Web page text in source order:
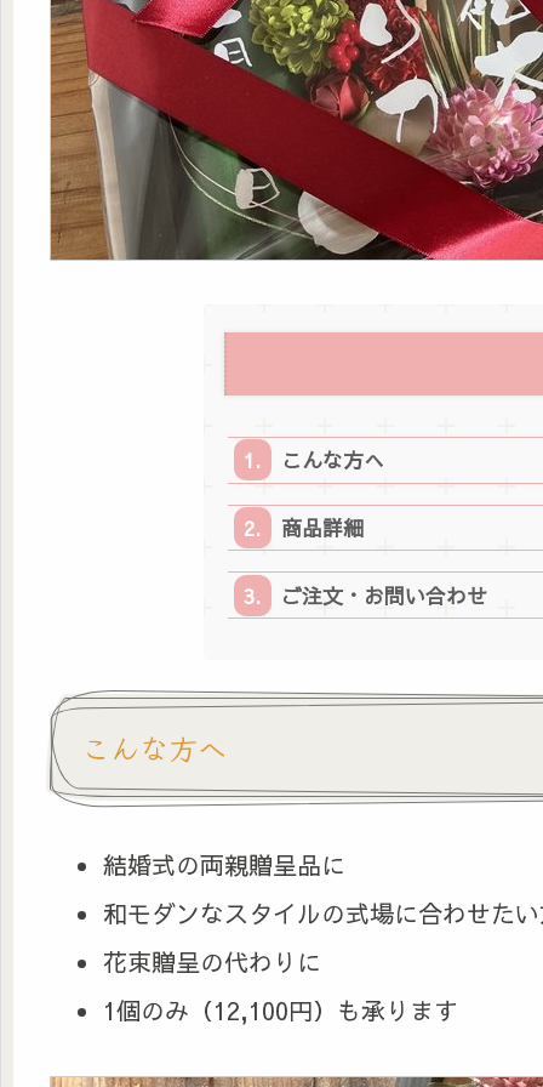
こんな方へ
商品詳細
ご注文・お問い合わせ
こんな方へ
結婚式の両親贈呈品に
和モダンなスタイルの式場に合わせた
花束贈呈の代わりに
1個のみ（12,100円）も承ります